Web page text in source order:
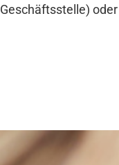
Geschäftsstelle)